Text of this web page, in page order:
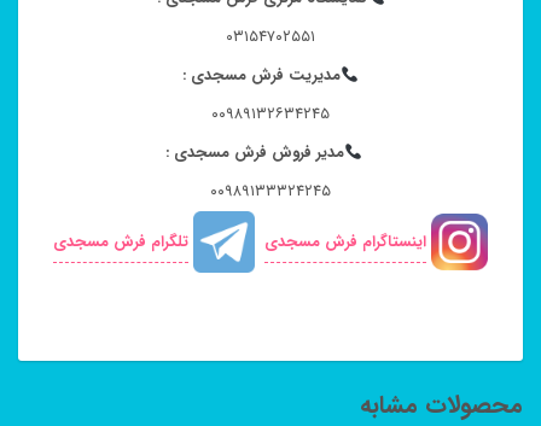
۰۳۱۵۴۷۰۲۵۵۱
مدیریت فرش مسجدی :
۰۰۹۸۹۱۳۲۶۳۴۲۴۵
مدیر فروش فرش مسجدی :
۰۰۹۸۹۱۳۳۳۲۴۲۴۵
اینستاگرام فرش مسجدی
تلگرام فرش مسجدی
محصولات مشابه